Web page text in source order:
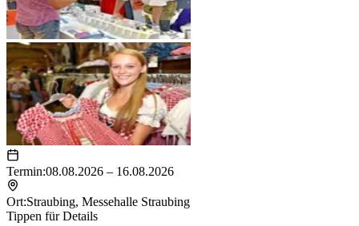
Termin:08.08.2026 – 16.08.2026
Ort:Straubing, Messehalle Straubing
Tippen für Details